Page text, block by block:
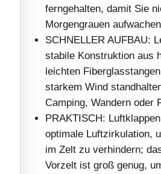
ferngehalten, damit Sie
Morgengrauen aufwachen
SCHNELLER AUFBAU:
stabile Konstruktion aus
leichten
starkem Wind
Camping, Wandern oder
PRAKTISCH:
optimale Luftzirkulation,
im Zelt zu verhindern;
Vorzelt ist groß genug,